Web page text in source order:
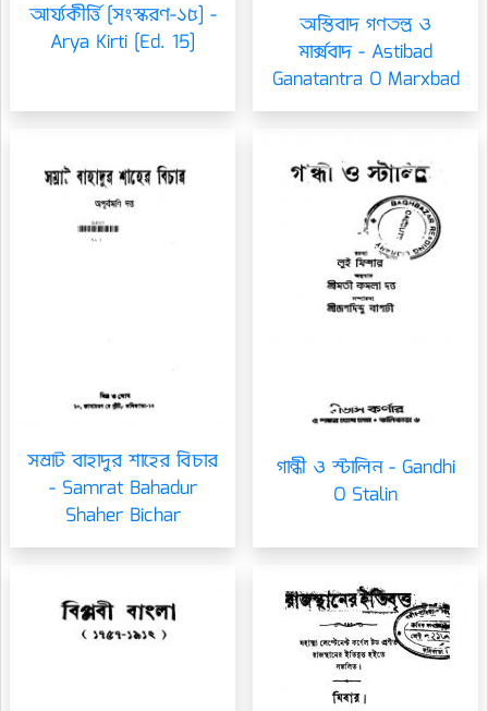
আর্য্যকীর্ত্তি [সংস্করণ-১৫] -
Arya Kirti [Ed. 15]
অস্তিবাদ গণতন্ত্র ও
মার্ক্সবাদ - Astibad
Ganatantra O Marxbad
সম্রাট বাহাদুর শাহের বিচার
- Samrat Bahadur
Shaher Bichar
গান্ধী ও স্টালিন - Gandhi
O Stalin